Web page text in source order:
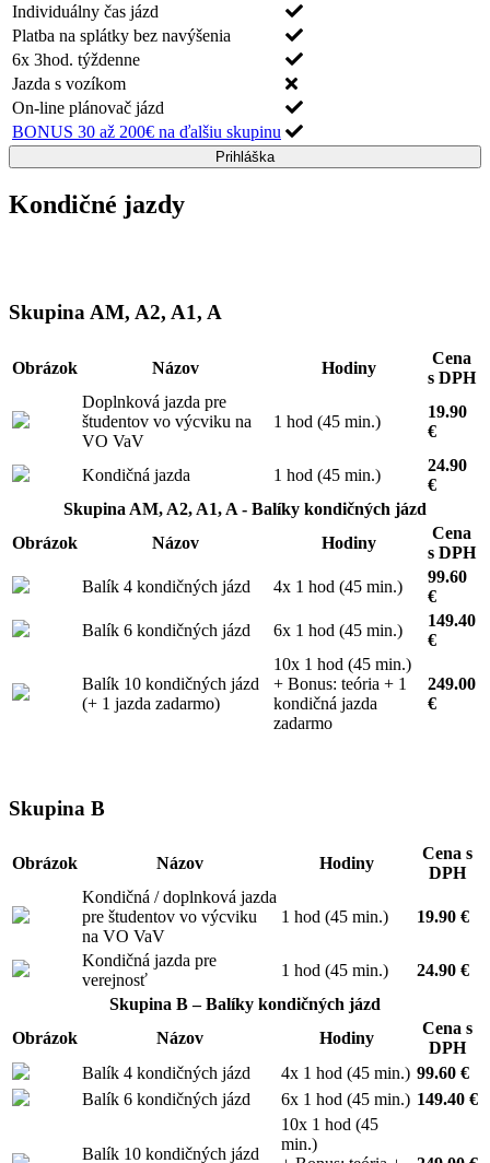
Individuálny čas jázd
Platba na splátky bez navýšenia
6x 3hod. týždenne
Jazda s vozíkom
On-line plánovač jázd
BONUS 30 až 200€ na ďalšiu skupinu
Prihláška
Kondičné jazdy
Skupina AM, A2, A1, A
Obrázok Názov Hodiny
Cena
s DPH
Doplnková jazda pre
študentov vo výcviku na
VO VaV
1 hod (45 min.)
19.90
€
Kondičná jazda 1 hod (45 min.)
24.90
€
Skupina AM, A2, A1, A - Balíky kondičných jázd
Obrázok
Názov Hodiny
Cena
s DPH
Balík 4 kondičných jázd
4x 1 hod (45 min.)
99.60
€
Balík 6 kondičných jázd
6x 1 hod (45 min.)
149.40
€
Balík 10 kondičných jázd
(+ 1 jazda zadarmo)
10x 1 hod (45 min.)
+ Bonus: teória + 1
kondičná jazda
zadarmo
249.00
€
Skupina B
Obrázok Názov Hodiny
Cena s
DPH
Kondičná / doplnková jazda
pre študentov vo výcviku
na VO VaV
1 hod (45 min.) 19.90 €
Kondičná jazda pre
verejnosť
1 hod (45 min.)
24.90 €
Skupina B – Balíky kondičných jázd
Obrázok
Názov Hodiny
Cena s
DPH
Balík 4 kondičných jázd
4x 1 hod (45 min.) 99.60 €
Balík 6 kondičných jázd
6x 1 hod (45 min.) 149.40 €
Balík 10 kondičných jázd
10x 1 hod (45
min.)